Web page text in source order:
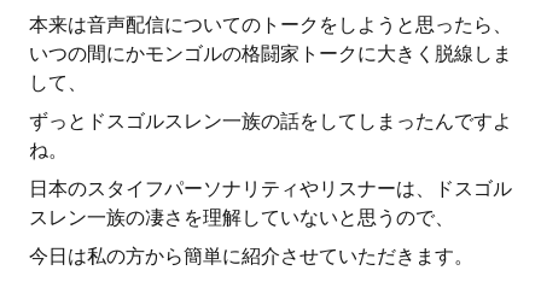
本来は音声配信についてのトークをしようと思ったら、
いつの間にかモンゴルの格闘家トークに大きく脱線しま
して、
ずっとドスゴルスレン一族の話をしてしまったんですよ
ね。
日本のスタイフパーソナリティやリスナーは、ドスゴル
スレン一族の凄さを理解していないと思うので、
今日は私の方から簡単に紹介させていただきます。